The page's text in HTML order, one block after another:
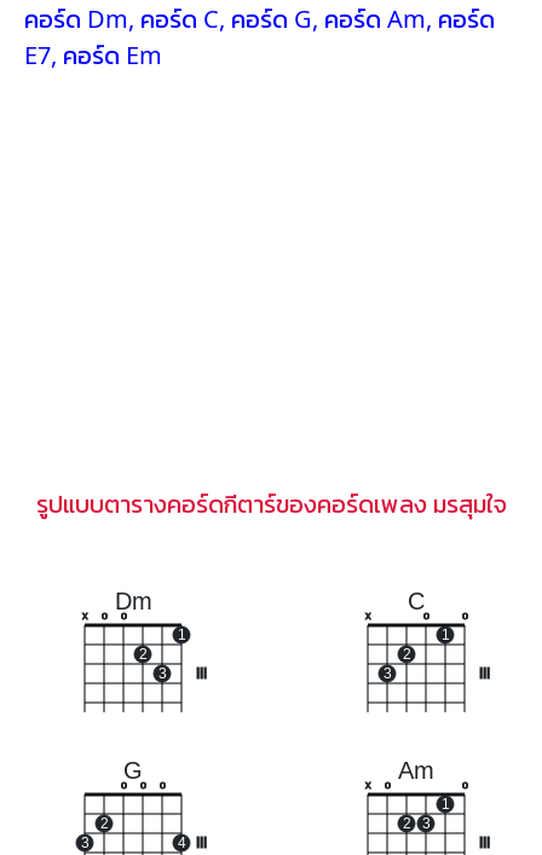
คอร์ด Dm, คอร์ด C, คอร์ด G, คอร์ด Am, คอร์ด
E7, คอร์ด Em
รูปแบบตารางคอร์ดกีตาร์ของคอร์ดเพลง มรสุมใจ
Dm
x o o
2
3
1
C
x
3
2
o
1
o
G
3
2
o o o
4
Am
x o
2 3
1
o